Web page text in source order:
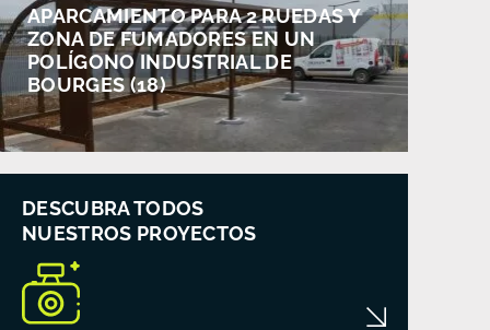
APARCAMIENTO PARA 2 RUEDAS Y
ZONA DE FUMADORES EN UN
POLÍGONO INDUSTRIAL DE
BOURGES (18)
DESCUBRA TODOS
NUESTROS PROYECTOS